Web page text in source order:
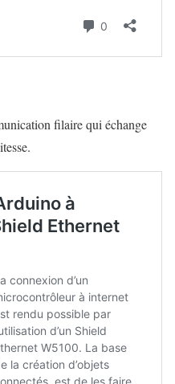
filaire qui échange